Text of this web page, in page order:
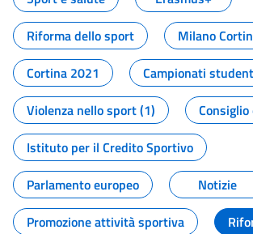
Riforma dello sport
Milano
Cortina 2021
Campionati
Violenza nello sport (1)
Istituto per il Credito Sportivo
Parlamento europeo
Notizie
Promozione attività sportiva